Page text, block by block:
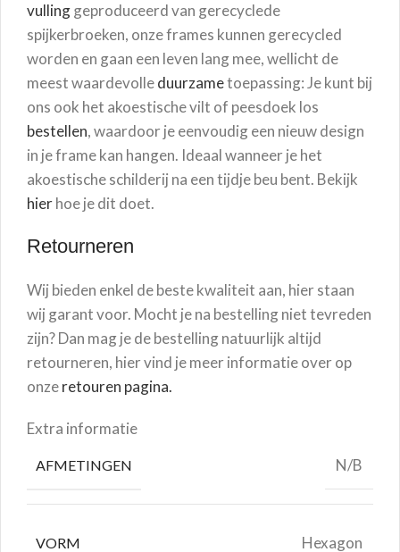
vullinggeproduceerd van gerecyclede
spijkerbroeken, onze frames kunnen gerecycled
worden en gaan een leven lang mee, wellicht de
meest waardevolleduurzametoepassing: Je kunt bij
ons ook het akoestische vilt of peesdoek los
bestellen, waardoor je eenvoudig een nieuw design
in je frame kan hangen. Ideaal wanneer je het
akoestische schilderij na een tijdje beu bent. Bekijk
hierhoe je dit doet.
Retourneren
Wij bieden enkel de beste kwaliteit aan, hier staan
wij garant voor. Mocht je na bestelling niet tevreden
zijn? Dan mag je de bestelling natuurlijk altijd
retourneren, hier vind je meer informatie over op
onzeretouren pagina.
Extra informatie
AFMETINGEN N/B
VORM Hexagon